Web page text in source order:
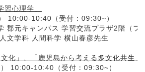
習心理学」
10:00-10:40（受付：09:30~）
郡元キャンパス 学習交流プラザ2階（フ
法文学部 人
化」、「鹿児島から考える多文化共生」
10:00-10:40（受付：09:30~）